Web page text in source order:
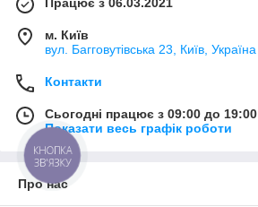
м. Київ
вул. Багговутівська 23, Київ, Україна
Контакти
Сьогодні працює з 09:00 до 19:00
Показати весь графік роботи
Про нас
КНОПКА
ЗВ'ЯЗКУ